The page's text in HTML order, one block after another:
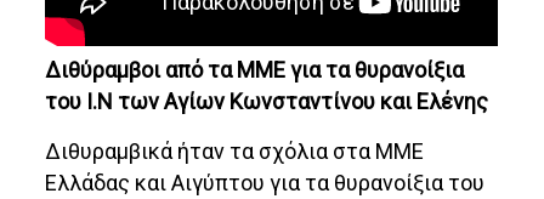
Διθύραμβοι από τα ΜΜΕ για τα θυρανοίξια
του Ι.Ν των Αγίων Κωνσταντίνου και Ελένης
Διθυραμβικά ήταν τα σχόλια στα ΜΜΕ
Ελλάδας και Αιγύπτου για τα θυρανοίξια του